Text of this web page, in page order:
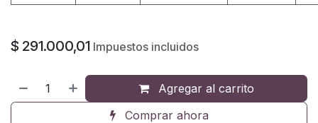
$ 291.000,01 Impuestos incluidos
Agregar al carrito
Comprar ahora